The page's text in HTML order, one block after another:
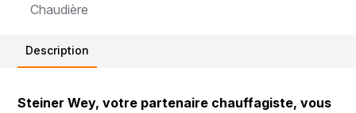
Chaudière
Description
Steiner Wey, votre partenaire chauffagiste, vous